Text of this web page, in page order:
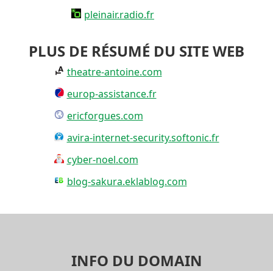
pleinair.radio.fr
PLUS DE RÉSUMÉ DU SITE WEB
theatre-antoine.com
europ-assistance.fr
ericforgues.com
avira-internet-security.softonic.fr
cyber-noel.com
blog-sakura.eklablog.com
INFO DU DOMAIN